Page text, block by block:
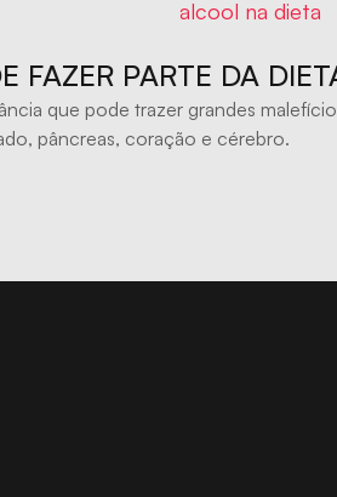
FAZER PARTE DA
que pode trazer grandes
pâncreas, coração e cérebro.